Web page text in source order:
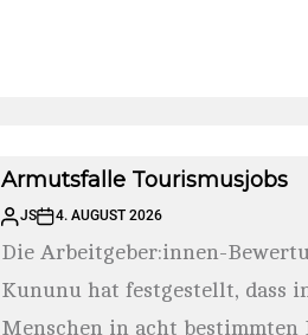
Armutsfalle Tourismusjobs
JS 4. AUGUST 2026
Die Arbeitgeber:innen-
Kununu hat festgestellt, dass
Menschen in acht bestimmten